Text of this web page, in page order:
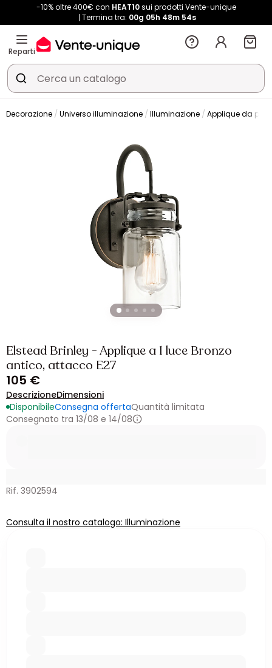
-10% oltre 400€ con HEAT10sui prodotti Vente-unique
Termina tra: 00g 05h 48m 53s
Reparti
Decorazione Universo illuminazione Illuminazione Applique da
Elstead Brinley - Applique a 1 luce Bronzo
antico, attacco E27
105 €
DescrizioneDimensioni
DisponibileConsegna offertaQuantità limitata
Consegnato tra 13/08 e 14/08
Rif. 3902594
Consulta il nostro catalogo: Illuminazione